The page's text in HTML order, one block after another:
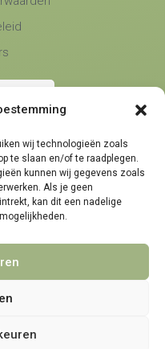
wij technologieën zoals
te slaan en/of te raadplegen.
kunnen wij gegevens zoals
Als je geen
kan dit een nadelige
Cadeaus